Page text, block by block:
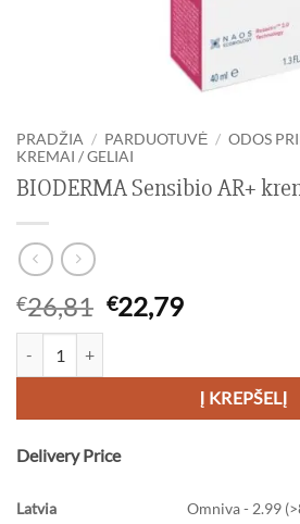
PRADŽIA / PARDUOTUVĖ / ODOS
KREMAI / GELIAI
BIODERMA Sensibio AR+
€26,81 Original
price
€26,81.
€22,79Current
€22,79.
Į KREPŠELĮ
Delivery Price
Latvia
Omniva - 2.99